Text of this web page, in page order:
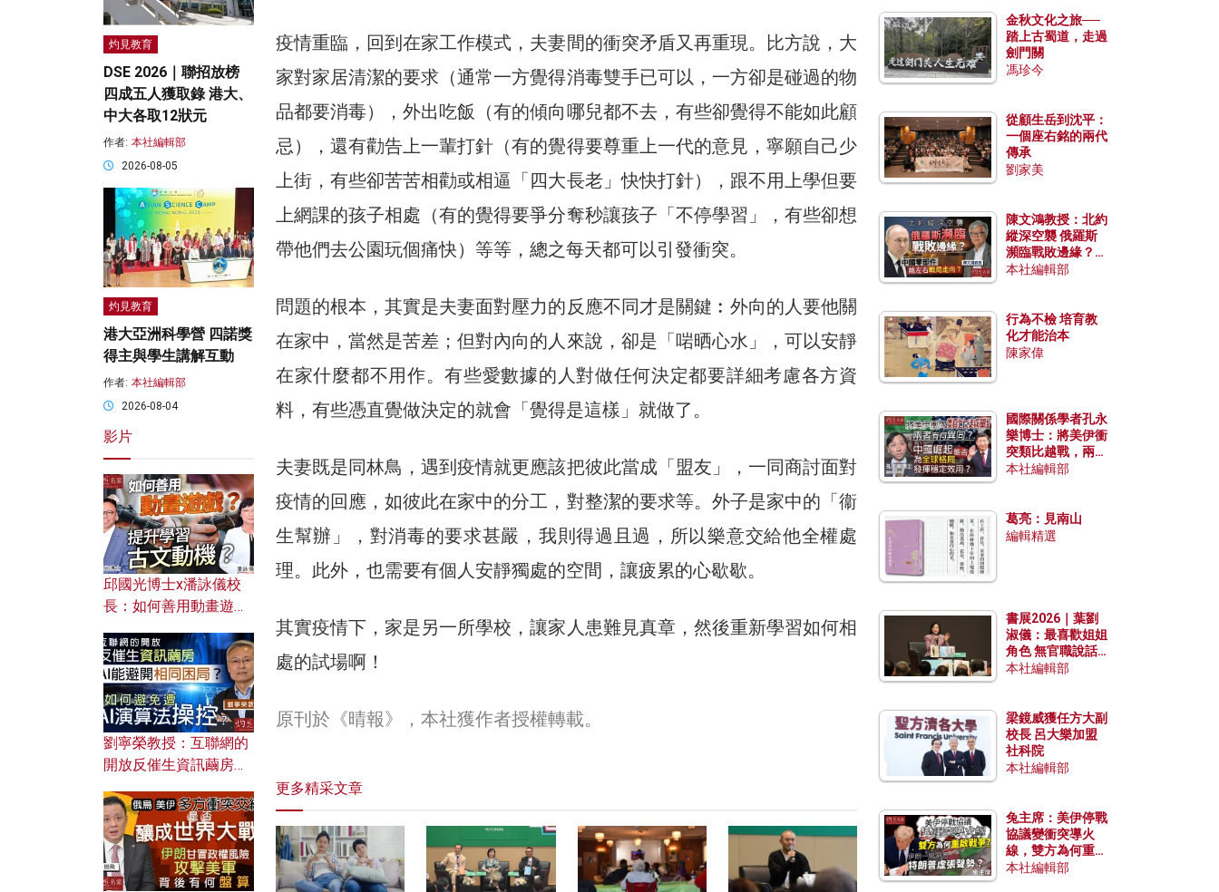
疫情重臨，回到在家工作模式，夫妻間的衝突矛盾又再重現。比方說，大
家對家居清潔的要求（通常一方覺得消毒雙手已可以，一方卻是碰過的物
品都要消毒），外出吃飯（有的傾向哪兒都不去，有些卻覺得不能如此顧
忌），還有勸告上一輩打針（有的覺得要尊重上一代的意見，寧願自己少
上街，有些卻苦苦相勸或相逼「四大長老」快快打針），跟不用上學但要
上網課的孩子相處（有的覺得要爭分奪秒讓孩子「不停學習」，有些卻想
帶他們去公園玩個痛快）等等，總之每天都可以引發衝突。
問題的根本，其實是夫妻面對壓力的反應不同才是關鍵︰外向的人要他關
在家中，當然是苦差；但對內向的人來說，卻是「啱晒心水」，可以安靜
在家什麼都不用作。有些愛數據的人對做任何決定都要詳細考慮各方資
料，有些憑直覺做決定的就會「覺得是這樣」就做了。
夫妻既是同林鳥，遇到疫情就更應該把彼此當成「盟友」，一同商討面對
疫情的回應，如彼此在家中的分工，對整潔的要求等。外子是家中的「衞
生幫辦」，對消毒的要求甚嚴，我則得過且過，所以樂意交給他全權處
理。此外，也需要有個人安靜獨處的空間，讓疲累的心歇歇。
其實疫情下，家是另一所學校，讓家人患難見真章，然後重新學習如何相
處的試場啊！
原刊於《晴報》，本社獲作者授權轉載。
更多精采文章
灼見教育
DSE 2026｜聯招放榜
四成五人獲取錄 港大、
中大各取12狀元
作者: 本社編輯部
2026-08-05
灼見教育
港大亞洲科學營 四諾獎
得主與學生講解互動
作者: 本社編輯部
2026-08-04
影片
邱國光博士x潘詠儀校
長：如何善用動畫遊戲
劉寧榮教授：互聯網的
開放反催生資訊繭房，
何避免遭AI演算法操
控？
金秋文化之旅──
踏上古蜀道，走過
劍門關
馮珍今
從顧生岳到沈平：
一個座右銘的兩代
傳承
劉家美
陳文鴻教授：北約
縱深空襲 俄羅斯
瀕臨戰敗邊緣？中
國零部件能左右戰
本社編輯部
行為不檢 培育教
化才能治本
陳家偉
國際關係學者孔永
樂博士：將美伊衝
突類比越戰，兩者
有何異同？中國崛
本社編輯部
葛亮：見南山
編輯精選
書展2026｜葉劉
淑儀：最喜歡姐姐
角色 無官職說話
包袱少
本社編輯部
梁鏡威獲任方大副
校長 呂大樂加盟
社科院
本社編輯部
兔主席：美伊停戰
協議變衝突導火
線，雙方為何重啟
戰爭？伊朗一早洞
本社編輯部